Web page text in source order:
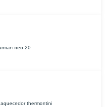
neo 20
thermontini